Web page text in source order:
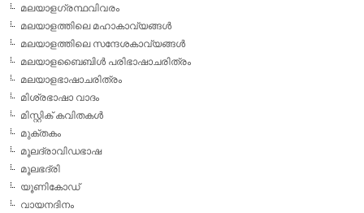
മലയാളഗ്രന്ഥവിവരം
മലയാളത്തിലെ മഹാകാവ്യങ്ങള്‍
മലയാളത്തിലെ സന്ദേശകാവ്യങ്ങള്‍
മലയാളബൈബിള്‍ പരിഭാഷാചരിത്രം
മലയാളഭാഷാചരിത്രം
മിശ്രഭാഷാ വാദം
മിസ്റ്റിക് കവിതകള്‍
മുക്തകം
മൂലദ്രാവിഡഭാഷ
മൂലഭദ്രി
യൂണികോഡ്
വായനദിനം